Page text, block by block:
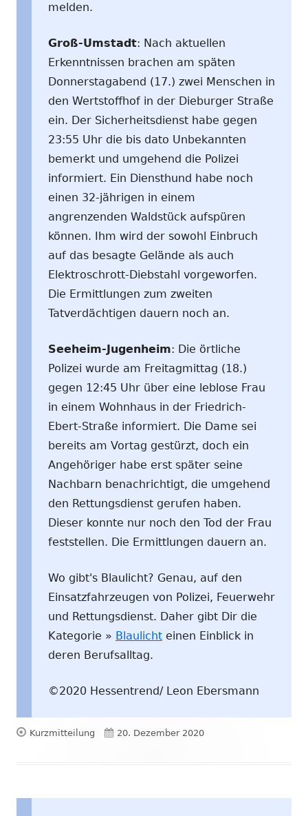
melden.
Groß-Umstadt: Nach aktuellen
Erkenntnissen brachen am späten
Donnerstagabend (17.) zwei Menschen in
den Wertstoffhof in der Dieburger Straße
ein. Der Sicherheitsdienst habe gegen
23:55 Uhr die bis dato Unbekannten
bemerkt und umgehend die Polizei
informiert. Ein Diensthund habe noch
einen 32-jährigen in einem
angrenzenden Waldstück aufspüren
können. Ihm wird der sowohl Einbruch
auf das besagte Gelände als auch
Elektroschrott-Diebstahl vorgeworfen.
Die Ermittlungen zum zweiten
Tatverdächtigen dauern noch an.
Seeheim-Jugenheim: Die örtliche
Polizei wurde am Freitagmittag (18.)
gegen 12:45 Uhr über eine leblose Frau
in einem Wohnhaus in der Friedrich-
Ebert-Straße informiert. Die Dame sei
bereits am Vortag gestürzt, doch ein
Angehöriger habe erst später seine
Nachbarn benachrichtigt, die umgehend
den Rettungsdienst gerufen haben.
Dieser konnte nur noch den Tod der Frau
feststellen. Die Ermittlungen dauern an.
Wo gibt's Blaulicht? Genau, auf den
Einsatzfahrzeugen von Polizei, Feuerwehr
und Rettungsdienst. Daher gibt Dir die
Kategorie » Blaulicht einen Einblick in
deren Berufsalltag.
©2020 Hessentrend/ Leon Ebersmann
Format
Kurzmitteilung Veröffentlicht
20. Dezember 2020